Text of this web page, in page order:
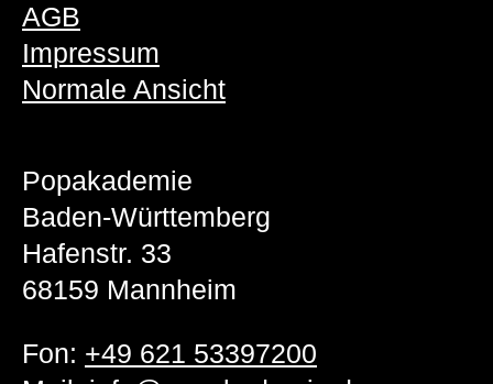
AGB
Impressum
Normale Ansicht
Popakademie
Baden-Württemberg
Hafenstr. 33
68159 Mannheim
Fon: +49 621 53397200